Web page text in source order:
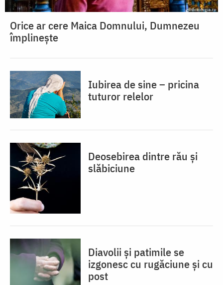
Orice ar cere Maica Domnului, Dumnezeu
împlinește
Iubirea de sine – pricina
tuturor relelor
Deosebirea dintre rău și
slăbiciune
Diavolii și patimile se
izgonesc cu rugăciune și cu
post